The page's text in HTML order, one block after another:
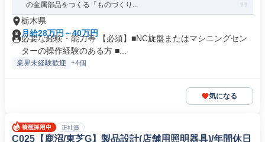
の金属部品をつくる「ものづくり...
栃木県
月給28万円～40万円
必要な経験・能力等 【必須】■NC旋盤またはマシニングセン
ターの操作経験のある方 ■...
業界未経験歓迎 +4個
気になる
正社員
C025【鹿沼/東芝G】製品設計(店舗用照明器具)/年間休日